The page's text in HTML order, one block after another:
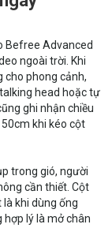
Befree Advanced
ngoài trời. Khi
cho phong cảnh,
head hoặc tự
ghi nhận chiều
khi kéo cột
trong gió, người
cần thiết. Cột
khi dùng ống
hợp lý là mở chân